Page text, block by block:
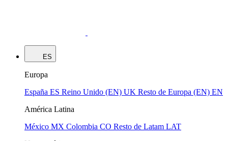
ES
Europa
España ES Reino Unido (EN) UK Resto de Europa (EN) EN
América Latina
México MX Colombia CO Resto de Latam LAT